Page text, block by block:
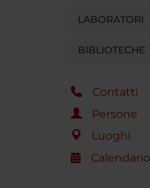
LABORATORI
BIBLIOTECHE
Contatti
Persone
Luoghi
Calendario